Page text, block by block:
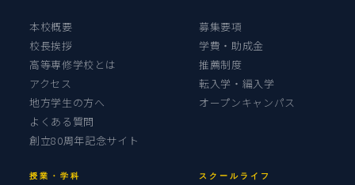
本校概要
校長挨拶
高等専修学校とは
アクセス
地方学生の方へ
よくある質問
創立80周年記念サイト
募集要項
学費・助成金
推薦制度
転入学・編入学
オープンキャンパス
授業・学科 スクールライフ